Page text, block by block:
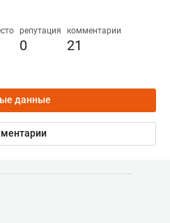
репутация
0
комментарии
21
данные